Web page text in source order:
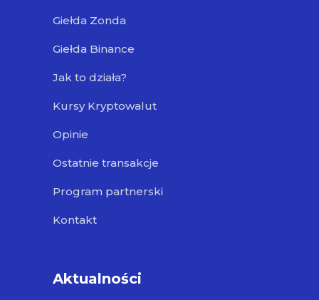
Giełda Zonda
Giełda Binance
Jak to działa?
Kursy Kryptowalut
Opinie
Ostatnie transakcje
Program partnerski
Kontakt
Aktualności